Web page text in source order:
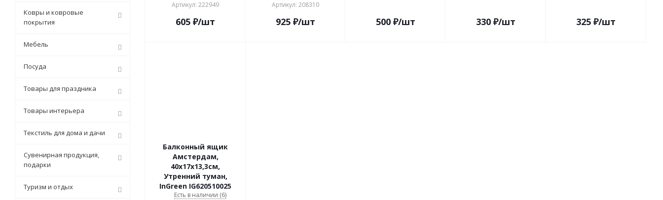
Артикул: 222949
605 ₽/шт
Артикул: 208310
925 ₽/шт 500 ₽/шт 330 ₽/шт 325 ₽/шт
Балконный ящик
Амстердам,
40х17х13,3см,
Утренний туман,
InGreen IG620510025
Есть в наличии (6)
Ковры и ковровые
покрытия
Мебель
Посуда
Товары для праздника
Товары интерьера
Текстиль для дома и дачи
Сувенирная продукция,
подарки
Туризм и отдых